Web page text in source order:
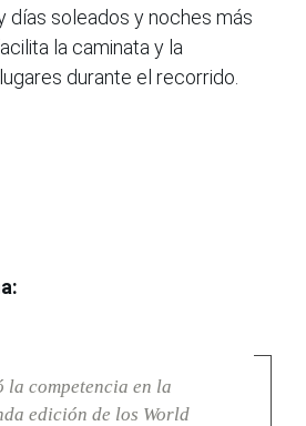
días soleados y noches más
la caminata y la
durante el recorrido.
la competencia en la
edición de los World